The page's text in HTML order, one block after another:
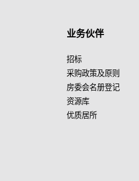
业务伙伴
招标
采购政策及原则
房委会名册登记
资源库
优质居所